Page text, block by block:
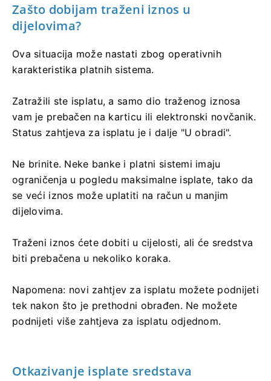
Zašto dobijam traženi iznos u
dijelovima?
Ova situacija može nastati zbog operativnih
karakteristika platnih sistema.
Zatražili ste isplatu, a samo dio traženog iznosa
vam je prebačen na karticu ili elektronski novčanik.
Status zahtjeva za isplatu je i dalje "U obradi".
Ne brinite. Neke banke i platni sistemi imaju
ograničenja u pogledu maksimalne isplate, tako da
se veći iznos može uplatiti na račun u manjim
dijelovima.
Traženi iznos ćete dobiti u cijelosti, ali će sredstva
biti prebačena u nekoliko koraka.
Napomena: novi zahtjev za isplatu možete podnijeti
tek nakon što je prethodni obrađen. Ne možete
podnijeti više zahtjeva za isplatu odjednom.
Otkazivanje isplate sredstava